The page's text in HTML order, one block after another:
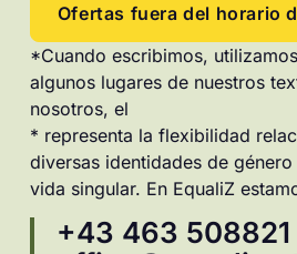
Ofertas fuera del horario
*Cuando escribimos,
algunos lugares de nuestros
nosotros, el
* representa la flexibilidad
diversas identidades de
vida singular. En EqualiZ
+43 463 508821